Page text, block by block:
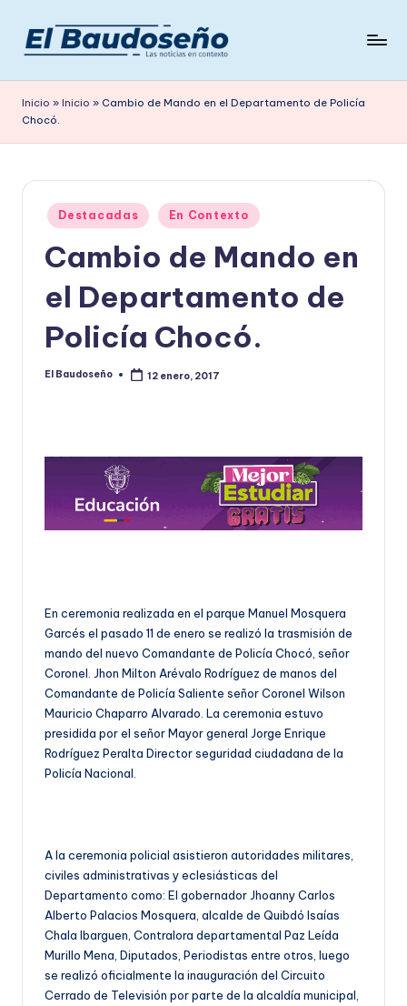
Saltar
contenido
e
ri
d
en
Inicio » Inicio » Cambio de Mando en el Departamento de Policía
Chocó.
Publicado
en
Destacadas En Contexto
Cambio de Mando en
el Departamento de
Policía Chocó.
Publicado
El Baudoseño 12 enero, 2017
En ceremonia realizada en el parque Manuel Mosquera
Garcés el pasado 11 de enero se realizó la trasmisión de
mando del nuevo Comandante de Policía Chocó, señor
Coronel. Jhon Milton Arévalo Rodríguez de manos del
Comandante de Policía Saliente señor Coronel Wilson
Mauricio Chaparro Alvarado. La ceremonia estuvo
presidida por el señor Mayor general Jorge Enrique
Rodríguez Peralta Director seguridad ciudadana de la
Policía Nacional.
A la ceremonia policial asistieron autoridades militares,
civiles administrativas y eclesiásticas del
Departamento como: El gobernador Jhoanny Carlos
Alberto Palacios Mosquera, alcalde de Quibdó Isaías
Chala Ibarguen, Contralora departamental Paz Leída
Murillo Mena, Diputados, Periodistas entre otros, luego
se realizó oficialmente la inauguración del Circuito
Cerrado de Televisión por parte de la alcaldía municipal,